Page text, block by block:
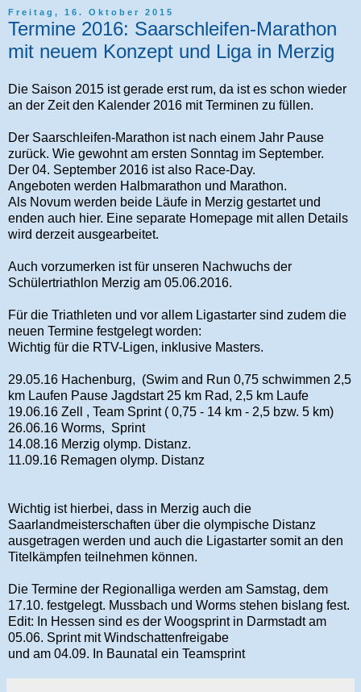
Freitag, 16. Oktober 2015
Termine 2016: Saarschleifen-Marathon
mit neuem Konzept und Liga in Merzig
Die Saison 2015 ist gerade erst rum, da ist es schon wieder
an der Zeit den Kalender 2016 mit Terminen zu füllen.
Der Saarschleifen-Marathon ist nach einem Jahr Pause
zurück. Wie gewohnt am ersten Sonntag im September.
Der 04. September 2016 ist also Race-Day.
Angeboten werden Halbmarathon und Marathon.
Als Novum werden beide Läufe in Merzig gestartet und
enden auch hier. Eine separate Homepage mit allen Details
wird derzeit ausgearbeitet.
Auch vorzumerken ist für unseren Nachwuchs der
Schülertriathlon Merzig am 05.06.2016.
Für die Triathleten und vor allem Ligastarter sind zudem die
neuen Termine festgelegt worden:
Wichtig für die RTV-Ligen, inklusive Masters.
29.05.16 Hachenburg, (Swim and Run 0,75 schwimmen 2,5
km Laufen Pause Jagdstart 25 km Rad, 2,5 km Laufe
19.06.16 Zell , Team Sprint ( 0,75 - 14 km - 2,5 bzw. 5 km)
26.06.16 Worms, Sprint
14.08.16 Merzig olymp. Distanz.
11.09.16 Remagen olymp. Distanz
Wichtig ist hierbei, dass in Merzig auch die
Saarlandmeisterschaften über die olympische Distanz
ausgetragen werden und auch die Ligastarter somit an den
Titelkämpfen teilnehmen können.
Die Termine der Regionalliga werden am Samstag, dem
17.10. festgelegt. Mussbach und Worms stehen bislang fest.
Edit: In Hessen sind es der Woogsprint in Darmstadt am
05.06. Sprint mit Windschattenfreigabe
und am 04.09. In Baunatal ein Teamsprint